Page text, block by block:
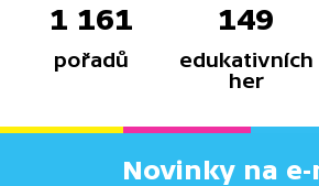
1 161
pořadů
149
edukativních
her
Novinky na